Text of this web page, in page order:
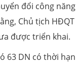
đổi công
Chủ tịch
được triển khai.
63 DN có thời